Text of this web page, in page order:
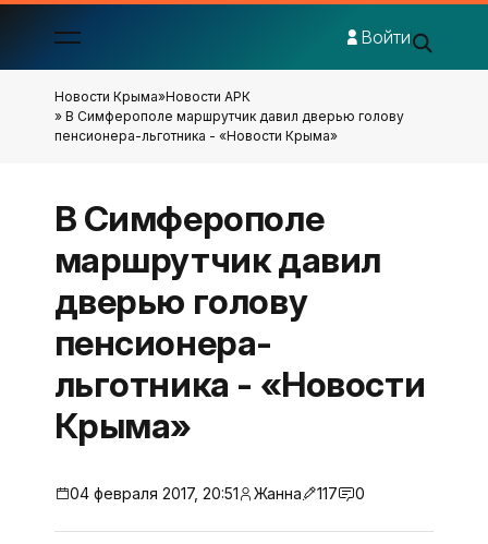
Войти
Новости Крыма»Новости АРК
» В Симферополе маршрутчик давил дверью голову
пенсионера-льготника - «Новости Крыма»
В Симферополе
маршрутчик давил
дверью голову
пенсионера-
льготника - «Новости
Крыма»
04 февраля 2017, 20:51 Жанна 117 0